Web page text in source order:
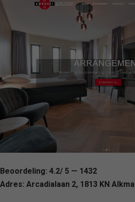
Beoordeling: 4.2/ 5 — 1432
Adres: Arcadialaan 2, 1813 KN